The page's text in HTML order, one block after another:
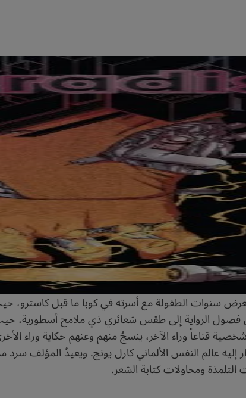
سنوات الطفولة مع أسرته في كوبا ما قبل كاسترو،
الرواية إلى طقس شعائري ذي ملامح أسطورية،
قناعاً وراء الآخر، ينسجُ منهم وعنهم حكاية وراء
إليه عالم النفس الألماني كارل يونج. ويعيدُ المؤلف
ومحاولات كتابة الشعر.